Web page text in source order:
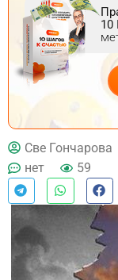
10
ДЕЙСТВУЙ
Све Гончарова
нет
59